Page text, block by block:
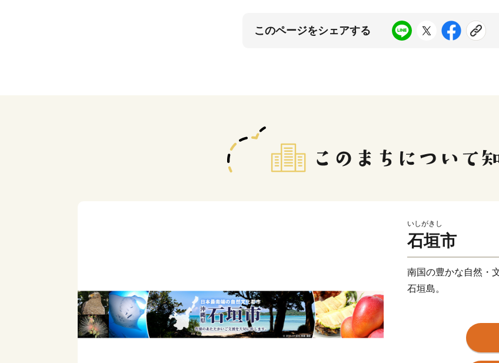
このページをシェアする
いしがきし
石垣市
南国の豊かな自然・
石垣島。
八重山の中心地であ
「世界で最も行きた
やマリンレジャーエ